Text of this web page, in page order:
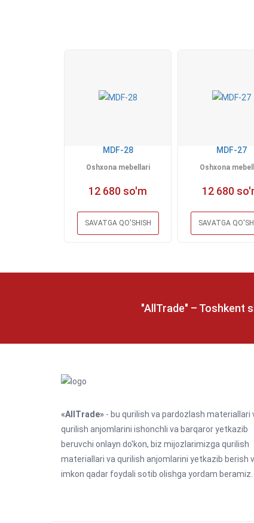
MDF-28
Oshxona mebellari
12 680 so'm
SAVATGA QO'SHISH
MDF-27
Oshxona
12 680
SAVATGA
"AllTrade" – Toshkent
«AllTrade» - bu qurilish va pardozlash materiallari
qurilish anjomlarini ishonchli va barqaror yetkazib
beruvchi onlayn do'kon, biz mijozlarimizga qurilish
materiallari va qurilish anjomlarini yetkazib berish
imkon qadar foydali sotib olishga yordam beramiz.